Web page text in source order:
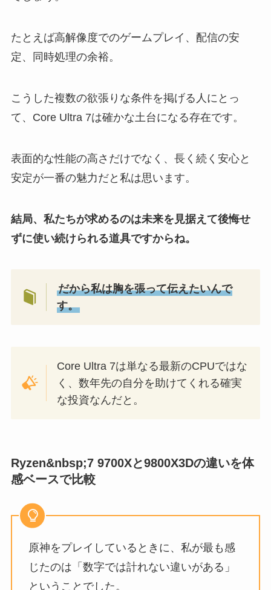
たとえば高解像度でのゲームプレイ、配信の安
定、同時処理の余裕。
こうした複数の欲張りな条件を掲げる人にとっ
て、Core Ultra 7は確かな土台になる存在です。
表面的な性能の高さだけでなく、長く続く安心と
安定が一番の魅力だと私は思います。
結局、私たちが求めるのは未来を見据えて後悔せ
ずに使い続けられる道具ですからね。
だから私は胸を張って伝えたいんで
す。
Core Ultra 7は単なる最新のCPUではな
く、数年先の自分を助けてくれる確実
な投資なんだと。
Ryzen&nbsp;7 9700Xと9800X3Dの違いを体
感ベースで比較
原神をプレイしているときに、私が最も感
じたのは「数字では計れない違いがある」
ということでした。